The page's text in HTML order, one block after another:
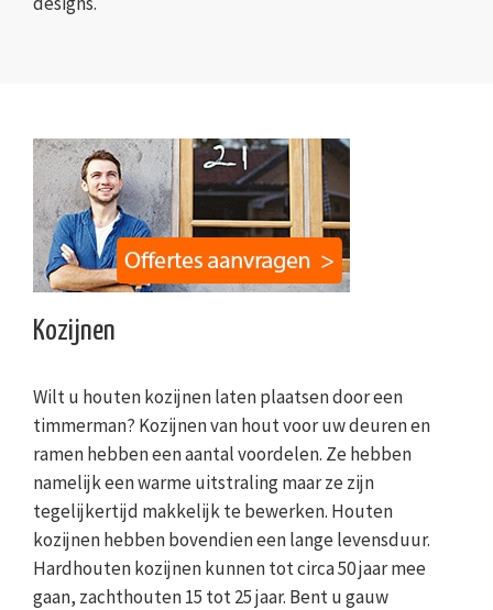
Kozijnen
Wilt u houten kozijnen laten plaatsen door een
timmerman? Kozijnen van hout voor uw deuren en
ramen hebben een aantal voordelen. Ze hebben
namelijk een warme uitstraling maar ze zijn
tegelijkertijd makkelijk te bewerken. Houten
kozijnen hebben bovendien een lange levensduur.
Hardhouten kozijnen kunnen tot circa 50 jaar mee
gaan, zachthouten 15 tot 25 jaar. Bent u gauw